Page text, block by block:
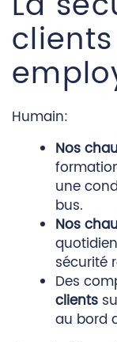
Humain:
Nos
une
bus.
Nos
sécurité
Des
clients
au bord